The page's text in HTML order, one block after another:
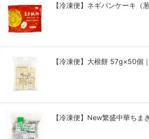
【冷凍便】ネギパンケーキ
【冷凍便】大根餅 57g×50個
【冷凍便】New繁盛中華ちま